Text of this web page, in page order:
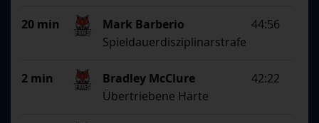
20 min 44:56
Mark Barberio
Spieldauerdisziplinarstrafe
2 min 42:22
Bradley McClure
Übertriebene Härte